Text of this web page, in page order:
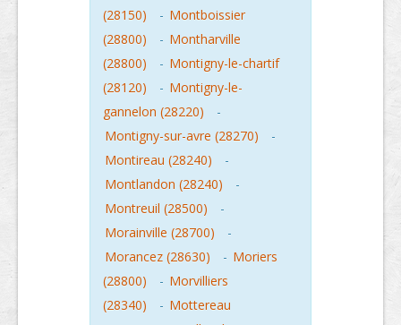
(28150)
- Montboissier
(28800)
- Montharville
(28800)
- Montigny-le-chartif
(28120)
- Montigny-le-
gannelon (28220)
-
Montigny-sur-avre (28270)
-
Montireau (28240)
-
Montlandon (28240)
-
Montreuil (28500)
-
Morainville (28700)
-
Morancez (28630)
- Moriers
(28800)
- Morvilliers
(28340)
- Mottereau